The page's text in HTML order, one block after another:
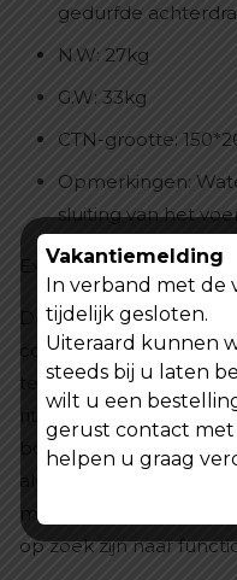
gedurfde
N.W: 27kg
G.W: 33kg
CTN-grootte:
Opmerkingen:
sluiting van het
Extra Functionaliteiten
De Vomo CS20 is niet
complete ervaring!
telefoonhouder krijg je
ritten nog
boodschappen doet
maakt het de perfecte
op zoek zijn naar
Vakantiemelding
In verband met de
tijdelijk gesloten.
Uiteraard kunnen
steeds bij u laten
wilt u een
gerust contact met
helpen u graag